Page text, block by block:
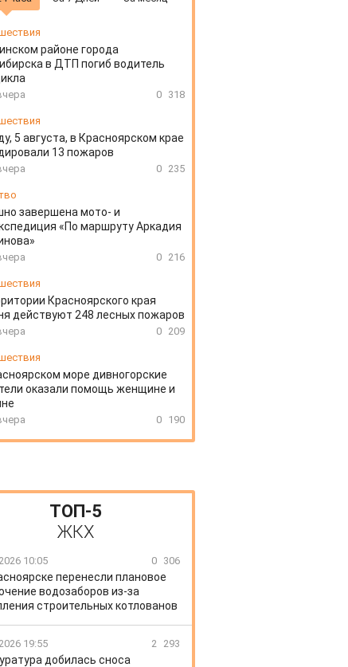
районе города
в ДТП погиб водитель
0 318
5 августа, в Красноярском крае
13 пожаров
0 235
завершена мото- и
«По маршруту Аркадия
0 216
Красноярского края
действуют 248 лесных пожаров
0 209
море дивногорские
оказали помощь женщине и
0 190
ТОП-5
ЖКХ
10:05 0 306
перенесли плановое
водозаборов из-за
строительных котлованов
19:55 2 293
добилась сноса